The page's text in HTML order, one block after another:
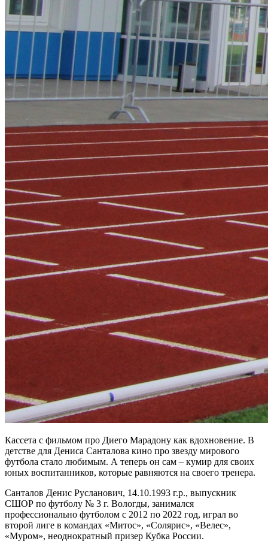
Кассета с фильмом про Диего Марадону как вдохновение. В
детстве для Дениса Санталова кино про звезду мирового
футбола стало любимым. А теперь он сам – кумир для своих
юных воспитанников, которые равняются на своего тренера.
Санталов Денис Русланович, 14.10.1993 г.р., выпускник
СШОР по футболу № 3 г. Вологды, занимался
профессионально футболом с 2012 по 2022 год, играл во
второй лиге в командах «Митос», «Солярис», «Велес»,
«Муром», неоднократный призер Кубка России.